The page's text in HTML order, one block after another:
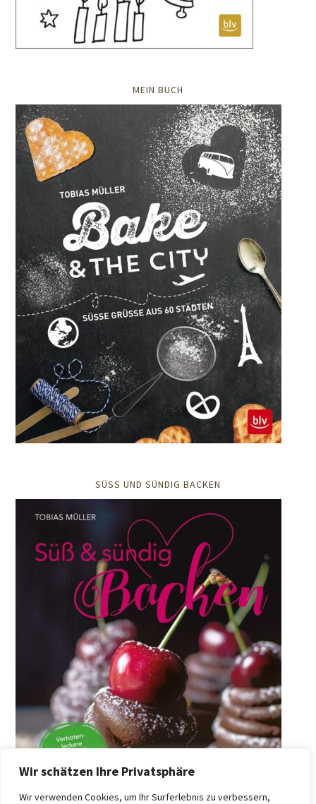
Wir schätzen Ihre Privatsphäre
Wir verwenden Cookies, um Ihr Surferlebnis zu verbessern,
MEIN BUCH
SÜSS UND SÜNDIG BACKEN